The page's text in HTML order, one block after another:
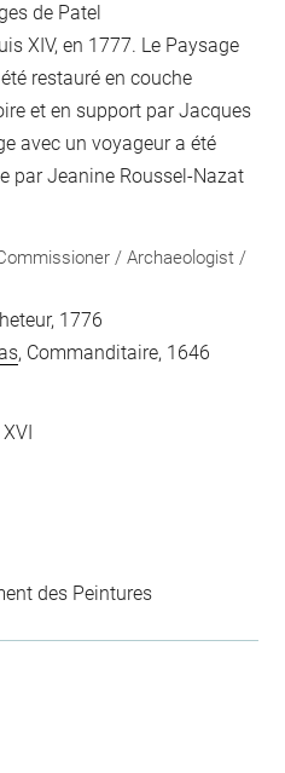
de Patel
XIV, en 1777. Le Paysage
restauré en couche
et en support par Jacques
avec un voyageur a été
par Jeanine Roussel-Nazat
/ Archaeologist /
1776
, Commanditaire, 1646
des Peintures